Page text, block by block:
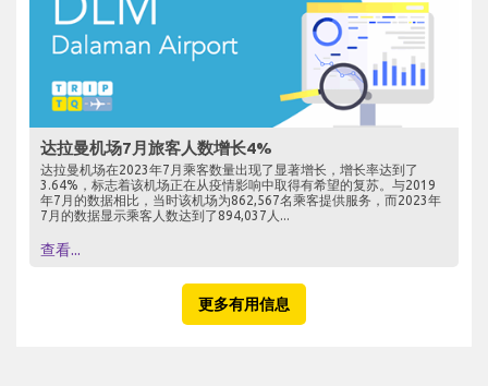
达拉曼机场7月旅客人数增长4%
达拉曼机场在2023年7月乘客数量出现了显著增长，增长率达到了
3.64%，标志着该机场正在从疫情影响中取得有希望的复苏。与2019
年7月的数据相比，当时该机场为862,567名乘客提供服务，而2023年
7月的数据显示乘客人数达到了894,037人...
查看...
更多有用信息